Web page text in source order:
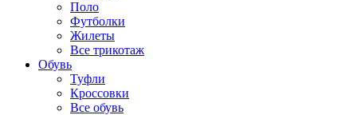
Поло
Футболки
Жилеты
Все трикотаж
Обувь
Туфли
Кроссовки
Все обувь